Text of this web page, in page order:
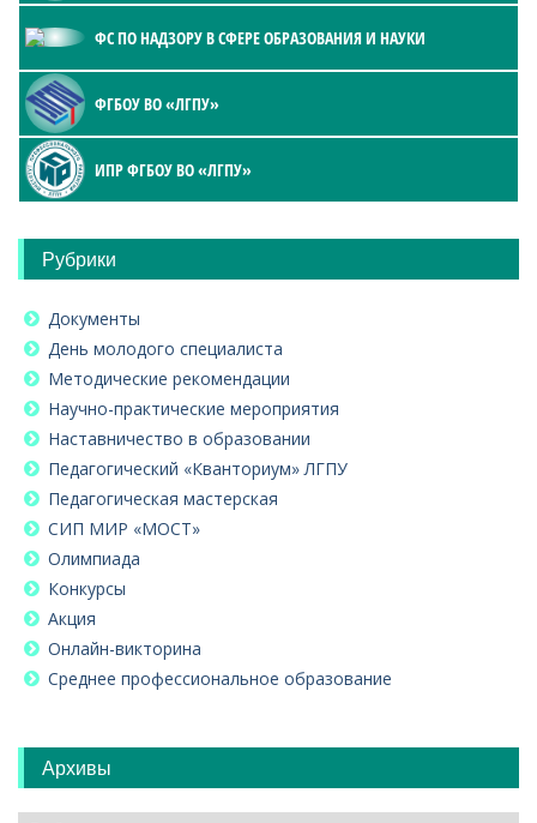
ФС ПО НАДЗОРУ В СФЕРЕ ОБРАЗОВАНИЯ И НАУКИ
ФГБОУ ВО «ЛГПУ»
ИПР ФГБОУ ВО «ЛГПУ»
Рубрики
Документы
День молодого специалиста
Методические рекомендации
Научно-практические мероприятия
Наставничество в образовании
Педагогический «Кванториум» ЛГПУ
Педагогическая мастерская
СИП МИР «МОСТ»
Олимпиада
Конкурсы
Акция
Онлайн-викторина
Среднее профессиональное образование
Архивы